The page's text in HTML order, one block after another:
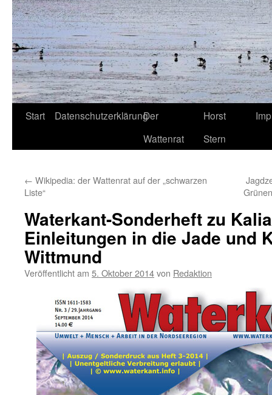
Start DatenschutzerklärungDer
Wattenrat
Horst
Stern
← Wikipedia: der Wattenrat auf der „schwarzen
Liste“
Waterkant-Sonderheft zu
Einleitungen in die Jade und
Wittmund
Veröffentlicht am 5. Oktober 2014von Redaktion